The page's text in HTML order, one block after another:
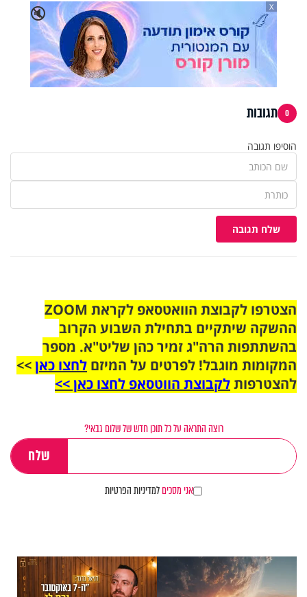
🔇
X
0 תגובות
הוסיפו תגובה
שלח תגובה
הצטרפו לקבוצת הוואטסאפ לקראת ZOOM
ההשקה שיתקיים בתחילת השבוע הקרוב
בהשתתפות הרה"ג זמיר כהן שליט"א. מספר
המקומות מוגבל! לפרטים על המיזם לחצו כאן>>
להצטרפותלקבוצת הווטסאפ לחצו כאן >>
רוצה התראה על כל תוכן חדש של שלום גבאי?
אני מסכיםלמדיניות הפרטיות